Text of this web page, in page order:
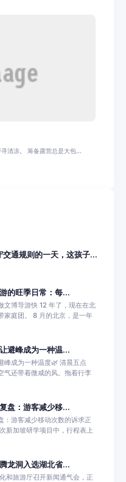
清凉。 筹备露营总是大包...
交通规则的一天，这孩子...
的旺季日常：每...
文博导游快 12 年了，现在在北
家庭团。 8 月的北京，是一年
避峰成为一种温...
峰成为一种温度🌿 清晨五点
气还带着微咸的风。拖着行李
盘：游客减少移...
：游客减少移动次数的诉求正
新加坡研学项目中，行程表上
龙洞入选湖北省...
和旅游厅召开新闻通气会，正